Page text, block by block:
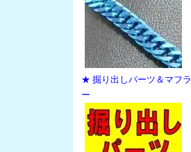
★ 掘り出しパーツ＆マフラ
ー